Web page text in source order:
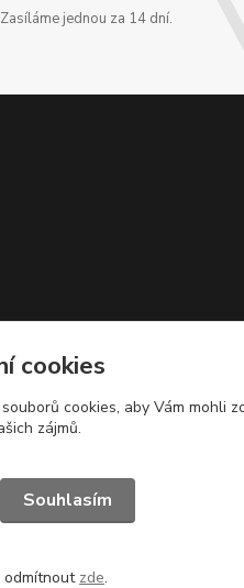
jednou za 14 dní.
cookies
cookies, aby Vám mohli
zájmů.
Souhlasím
odmítnout zde.